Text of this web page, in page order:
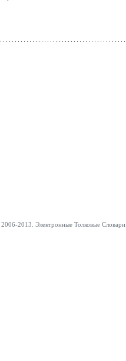
2006-2013. Электронные Толковые Cловари.